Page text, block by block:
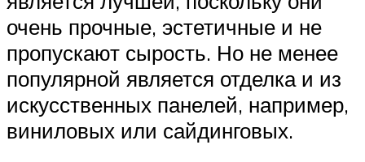
очень прочные, эстетичные и не
пропускают сырость. Но не менее
популярной является отделка и из
искусственных панелей, например,
виниловых или сайдинговых.